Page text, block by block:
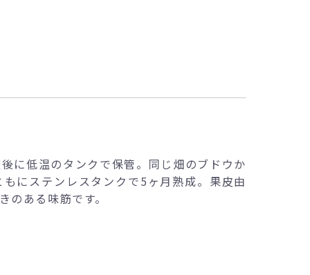
に低温のタンクで保管。同じ畑のブドウか
にステンレスタンクで5ヶ月熟成。果皮由
ある味筋です。